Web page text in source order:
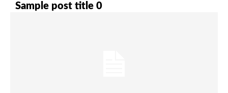
Sample post title 0